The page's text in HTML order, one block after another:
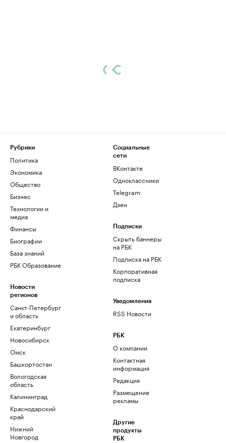
Рубрики
Политика
Экономика
Общество
Бизнес
Технологии и
медиа
Финансы
Биографии
База знаний
РБК Образование
Новости
регионов
Санкт-Петербург
и область
Екатеринбург
Новосибирск
Омск
Башкортостан
Вологодская
область
Калининград
Краснодарский
край
Нижний
Новгород
Социальные
сети
ВКонтакте
Одноклассники
Telegram
Дзен
Подписки
Скрыть баннеры
на РБК
Подписка на РБК
Корпоративная
подписка
Уведомления
RSS Новости
РБК
О компании
Контактная
информация
Редакция
Размещение
рекламы
Другие
продукты
РБК